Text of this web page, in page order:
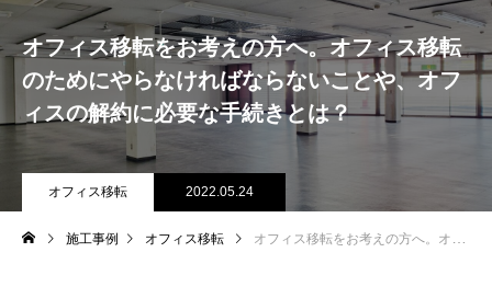
オフィス移転をお考えの方へ。オフィス移転
のためにやらなければならないことや、オフ
ィスの解約に必要な手続きとは？
オフィス移転 2022.05.24
施工事例 オフィス移転 オフィス移転をお考えの方へ。オフィス移転のためにやらなければならないことや、オフィスの解約に必要な手続きとは？